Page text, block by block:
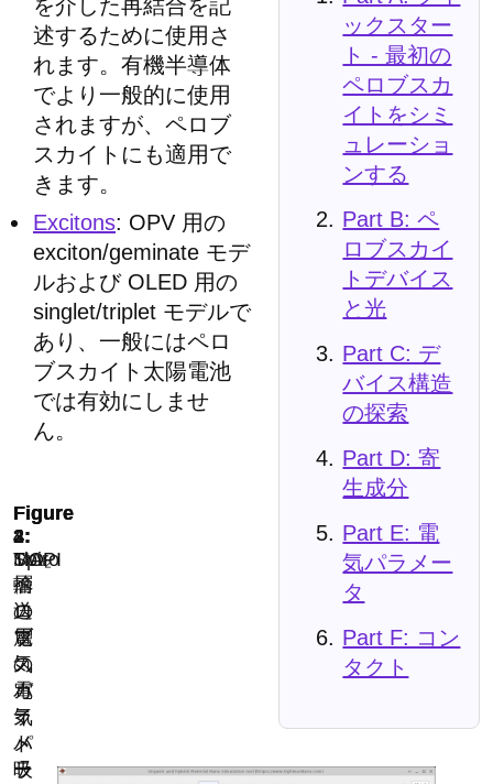
ックスター
ト - 最初の
ペロブスカ
イトをシミ
ュレーショ
ンする
Part B: ペ
ロブスカイ
トデバイス
と光
Part C: デ
バイス構造
の探索
Part D: 寄
生成分
Part E: 電
気パラメー
タ
Part F: コン
タクト
を介した再結合を記
述するために使用さ
れます。有機半導体
でより一般的に使用
されますが、ペロブ
スカイトにも適用で
きます。
Excitons: OPV 用の
exciton/geminate モデ
ルおよび OLED 用の
singlet/triplet モデルで
あり、一般にはペロ
ブスカイト太陽電池
では有効にしませ
ん。
TiO₂
層
の
電
気
パ
ラ
メ
ー
MAPI
ペ
ロ
ブ
ス
カ
イ
ト
吸
Spiro
輸
送
層
の
電
気
パ
ラ